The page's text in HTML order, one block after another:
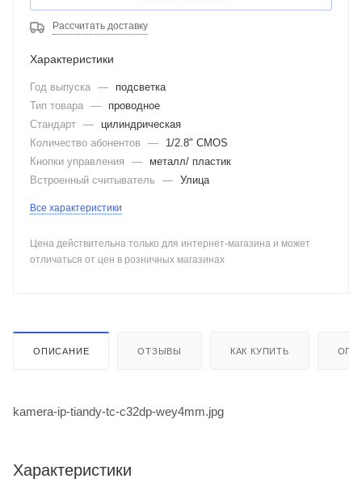
Рассчитать доставку
Характеристики
Год выпуска —
подсветка
Тип товара —
проводное
Стандарт —
цилиндрическая
Количество абонентов
—
1/2.8" CMOS
Кнопки управления
—
металл/ пластик
Встроенный считыватель
— Улица
Все характеристики
Цена действительна только для интернет-магазина и может
отличаться от цен в розничных магазинах
ОПИСАНИЕ ОТЗЫВЫ КАК КУПИТЬ
kamera-ip-tiandy-tc-c32dp-wey4mm.jpg
Характеристики